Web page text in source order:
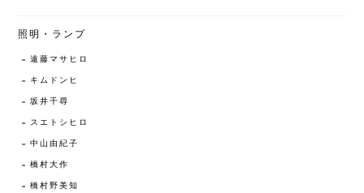
照明・ランプ
遠藤マサヒロ
キムドンヒ
坂井千尋
スエトシヒロ
中山由紀子
橋村大作
橋村野美知